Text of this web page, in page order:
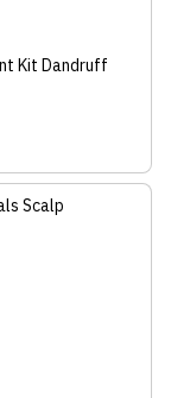
Kit Dandruff